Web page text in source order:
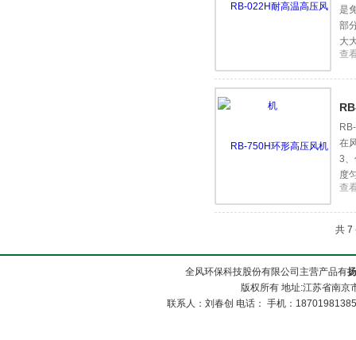
是
部
大
查
在
3、
度
查
共 7
全风环保科技股份有限公司主营产品有
版权所有 地址:江苏省南
联系人：刘春创 电话： 手机：